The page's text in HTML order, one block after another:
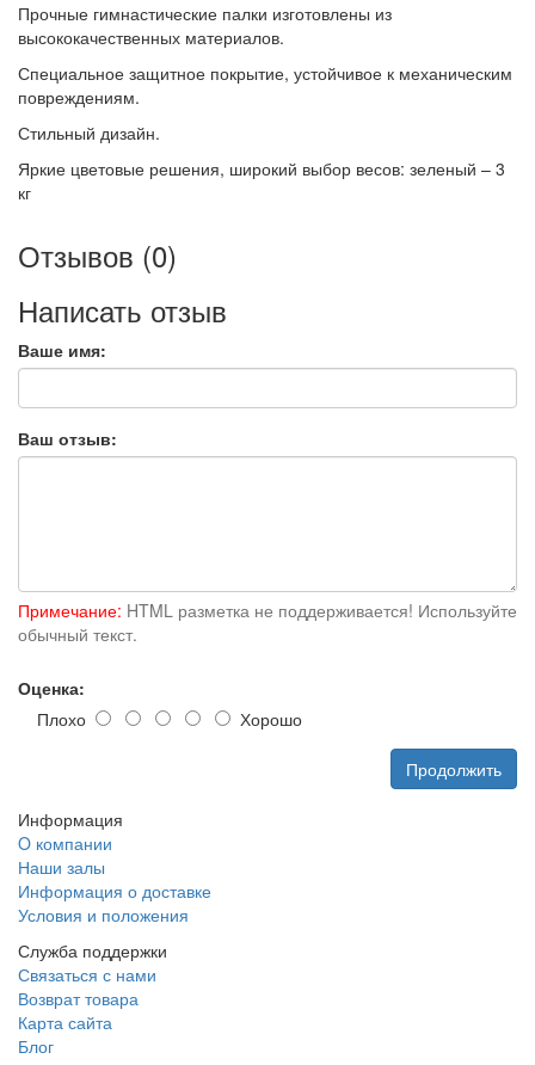
Прочные гимнастические палки изготовлены из
высококачественных материалов.
Специальное защитное покрытие, устойчивое к механическим
повреждениям.
Стильный дизайн.
Яркие цветовые решения, широкий выбор весов: зеленый – 3
кг
Отзывов (0)
Написать отзыв
Ваше имя:
Ваш отзыв:
Примечание: HTML разметка не поддерживается! Используйте
обычный текст.
Оценка:
Плохо
Хорошо
Продолжить
Информация
O компании
Наши залы
Информация о доставке
Условия и положения
Служба поддержки
Связаться с нами
Возврат товара
Карта сайта
Блог